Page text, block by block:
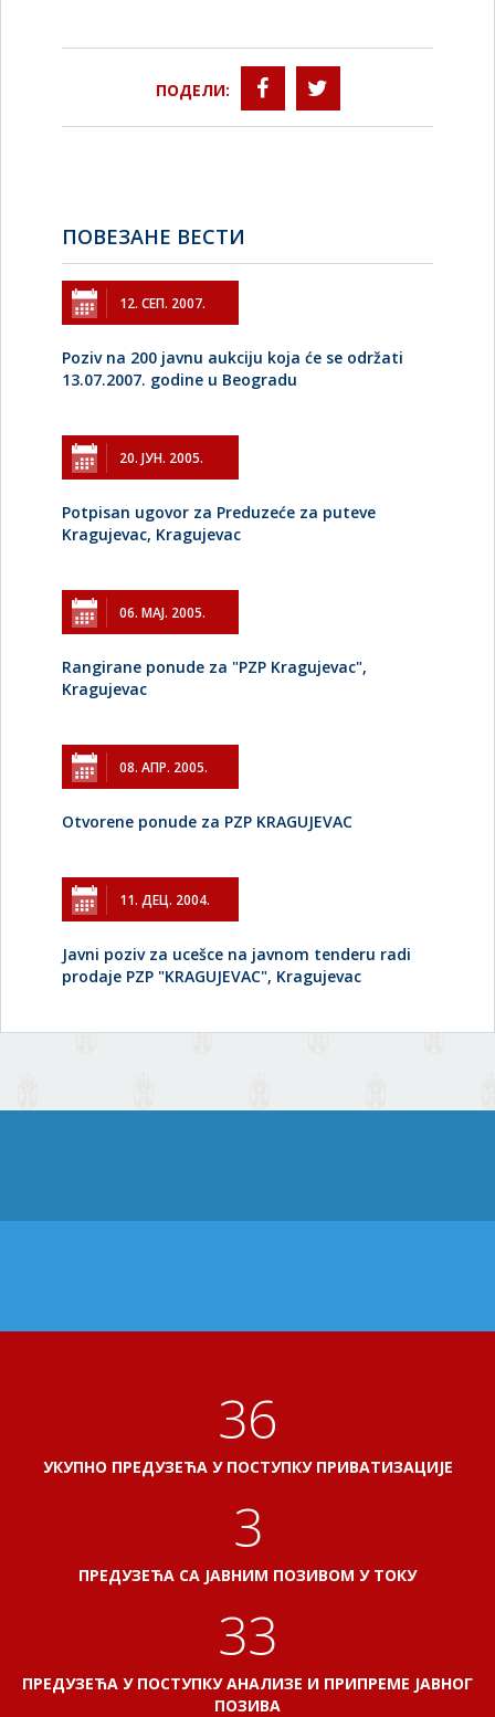
ПОДЕЛИ:
ПОВЕЗАНЕ ВЕСТИ
12. СЕП. 2007.
Poziv na 200 javnu aukciju koja će se održati
13.07.2007. godine u Beogradu
20. ЈУН. 2005.
Potpisan ugovor za Preduzeće za puteve
Kragujevac, Kragujevac
06. МАЈ. 2005.
Rangirane ponude za "PZP Kragujevac",
Kragujevac
08. АПР. 2005.
Otvorene ponude za PZP KRAGUJEVAC
11. ДЕЦ. 2004.
Javni poziv za ucešce na javnom tenderu radi
prodaje PZP "KRAGUJEVAC", Kragujevac
40
УКУПНО ПРЕДУЗЕЋА У ПОСТУПКУ ПРИВАТИЗАЦИЈЕ
3
ПРЕДУЗЕЋА СА ЈАВНИМ ПОЗИВОМ У ТОКУ
37
ПРЕДУЗЕЋА У ПОСТУПКУ АНАЛИЗЕ И ПРИПРЕМЕ ЈАВНОГ
ПОЗИВА